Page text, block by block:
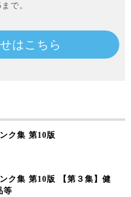
で。
はこちら
ク集 第10版
ク集 第10版 【第３集】健
等